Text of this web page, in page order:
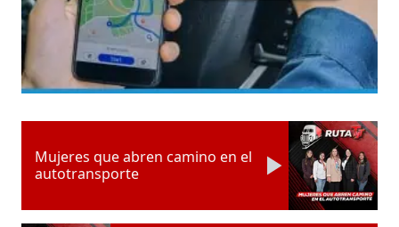
Mujeres que abren camino en el
autotransporte